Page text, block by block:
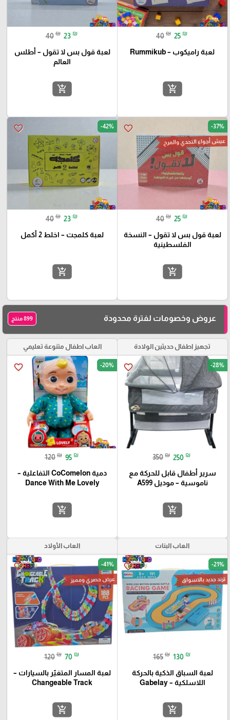
40 ₪ 25 ₪
لعبة راميكوب – Rummikub
add_shopping_cart
40 ₪ 23 ₪
لعبة قول بس لا تقول – أطلس
العالم
add_shopping_cart
favorite_border -37%
عيش أجواء التحدي والمرح
40 ₪ 25 ₪
لعبة قول بس لا تقول – النسخة
الفلسطينية
add_shopping_cart
favorite_border -42%
40 ₪ 23 ₪
لعبة كلمجت – اخلط 2 أكمل
add_shopping_cart
عروض وخصومات لفترة محدودة 899 منتج
تجهيز اطفال حديثين الولادة
favorite_border -28%
350 ₪ 250 ₪
سرير أطفال قابل للحركة مع
ناموسية – موديل A599
add_shopping_cart
العاب اطفال متنوعة تعليمي
favorite_border -20%
120 ₪ 95 ₪
دمية CoComelon التفاعلية –
Dance With Me Lovely
add_shopping_cart
العاب البنات
favorite_border -21%
ترند جديد بالاسواق
165 ₪ 130 ₪
لعبة السباق الذكية بالحركة
اللاسلكية – Gabelay
add_shopping_cart
العاب الأولاد
favorite_border -41%
عرض حصري ومميز
120 ₪ 70 ₪
لعبة المسار المتغيّر بالسيارات –
Changeable Track
add_shopping_cart